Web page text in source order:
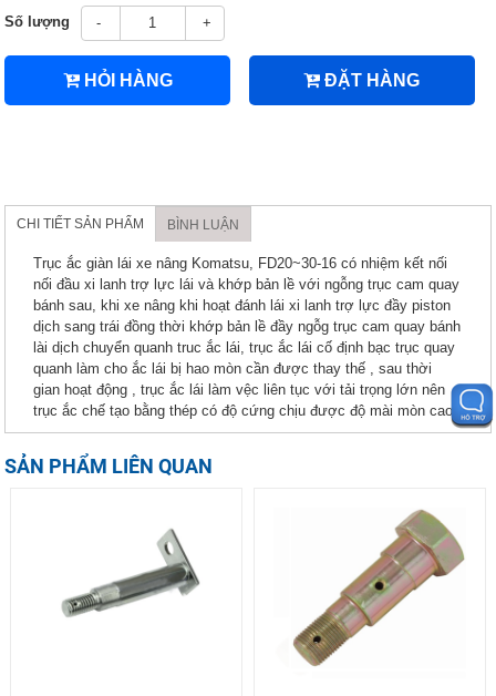
Số lượng - +
HỎI HÀNG ĐẶT HÀNG
CHI TIẾT SẢN PHẨM BÌNH LUẬN
Trục ắc giàn lái xe nâng Komatsu, FD20~30-16 có nhiệm kết nối
nối đầu xi lanh trợ lực lái và khớp bản lề với ngỗng trục cam quay
bánh sau, khi xe nâng khi hoạt đánh lái xi lanh trợ lực đầy piston
dịch sang trái đồng thời khớp bản lề đầy ngỗg trục cam quay bánh
lài dịch chuyển quanh truc ắc lái, trục ắc lái cố định bạc trục quay
quanh làm cho ắc lái bị hao mòn cần được thay thế , sau thời
gian hoạt động , trục ắc lái làm vệc liên tục với tải trọng lớn nên
trục ắc chế tạo bằng thép có độ cứng chịu được độ mài mòn cao.
SẢN PHẨM LIÊN QUAN